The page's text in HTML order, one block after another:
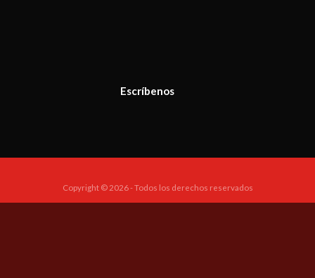
Escríbenos
Copyright © 2026 - Todos los derechos reservados